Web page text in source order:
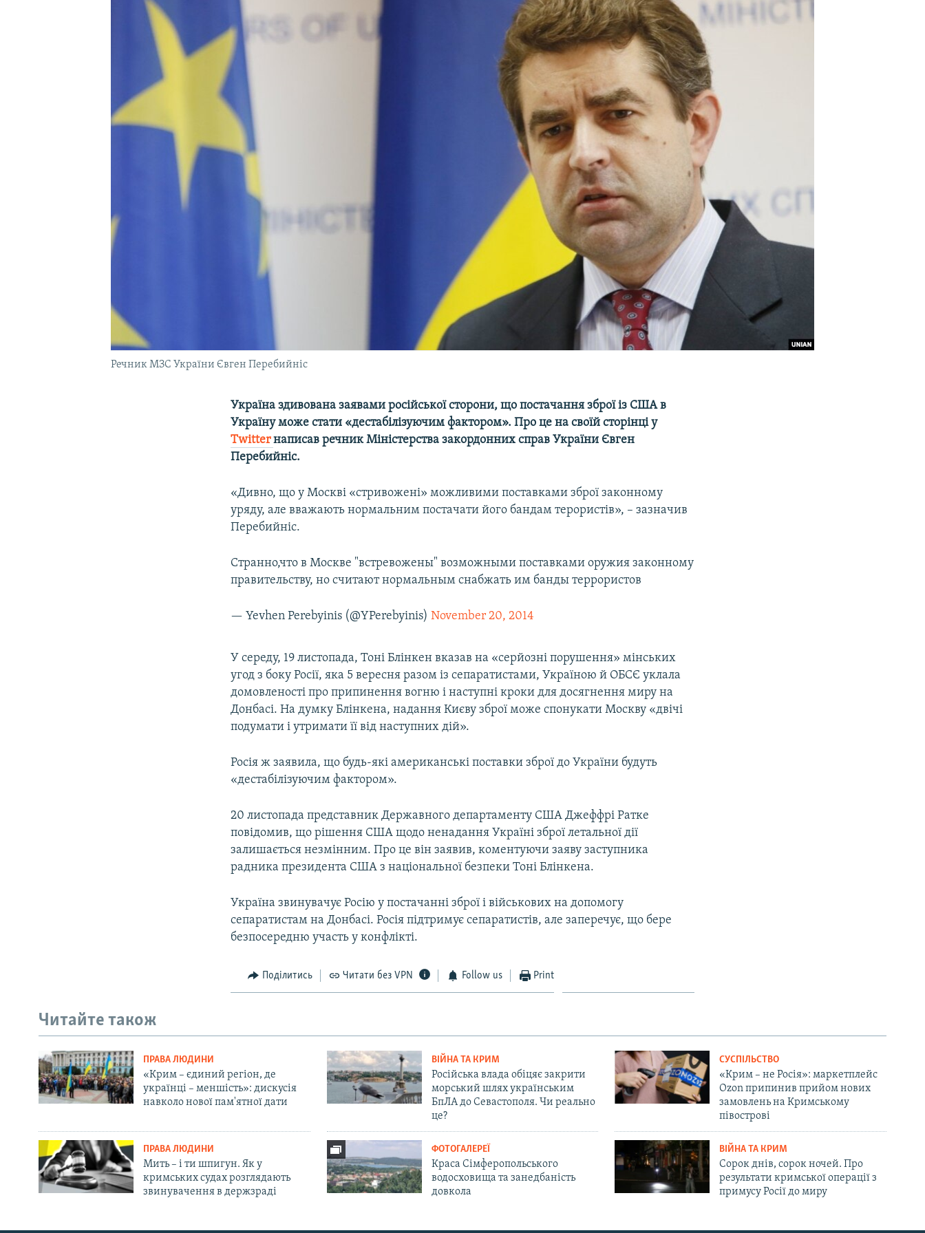
Русский
Речник МЗС України Євген Перебийніс
Україна здивована заявами російської сторони, що постачання зброї із США в
Україну може стати «дестабілізуючим фактором». Про це на своїй сторінці у
Twitterнаписав речник Міністерства закордонних справ України Євген
Перебийніс.
«Дивно, що у Москві «стривожені» можливими поставками зброї законному
уряду, але вважають нормальним постачати його бандам терористів», – зазначив
Перебийніс.
Странно,что в Москве "встревожены" возможными поставками оружия законному
правительству, но считают нормальным снабжать им банды террористов
— Yevhen Perebyinis (@YPerebyinis)November 20, 2014
У середу, 19 листопада, Тоні Блінкен вказав на «серйозні порушення» мінських
угод з боку Росії, яка 5 вересня разом із сепаратистами, Україною й ОБСЄ уклала
домовленості про припинення вогню і наступні кроки для досягнення миру на
Донбасі. На думку Блінкена, надання Києву зброї може спонукати Москву «двічі
подумати і утримати її від наступних дій».
Росія ж заявила, що будь-які американські поставки зброї до України будуть
«дестабілізуючим фактором».
20 листопада представник Державного департаменту США Джеффрі Ратке
повідомив, що рішення США щодо ненадання Україні зброї летальної дії
залишається незмінним. Про це він заявив, коментуючи заяву заступника
радника президента США з національної безпеки Тоні Блінкена.
Україна звинувачує Росію у постачанні зброї і військових на допомогу
сепаратистам на Донбасі. Росія підтримує сепаратистів, але заперечує, що бере
безпосередню участь у конфлікті.
Поділитись Читати без VPN Follow us Print
Читайте також
ПРАВА ЛЮДИНИ
«Крим – єдиний регіон, де
українці – меншість»: дискусія
навколо нової пам'ятної дати
ВІЙНА ТА КРИМ
Російська влада обіцяє закрити
морський шлях українським
БпЛА до Севастополя. Чи реально
це?
СУСПІЛЬСТВО
«Крим – не Росія»: маркетплейс
Ozon припинив прийом нових
замовлень на Кримському
півострові
ПРАВА ЛЮДИНИ
Мить – і ти шпигун. Як у
кримських судах розглядають
звинувачення в держзраді
ФОТОГАЛЕРЕЇ
Краса Сімферопольського
водосховища та занедбаність
довкола
ВІЙНА ТА КРИМ
Сорок днів, сорок ночей. Про
результати кримської операції з
примусу Росії до миру